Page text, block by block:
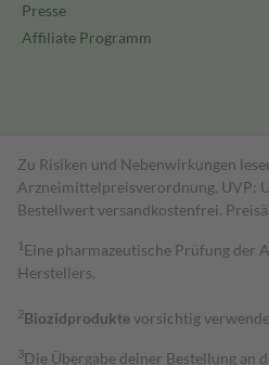
Presse
Affiliate Programm
Zu Risiken und Nebenwirkungen
Arzneimittelpreisverordnung. UVP:
Bestell­wert versand­kosten­frei.
1 Eine pharmazeutische Prüfung der
Herstellers.
2Biozidproduktevorsichtig
3Die Übergabe deiner Bestellung an